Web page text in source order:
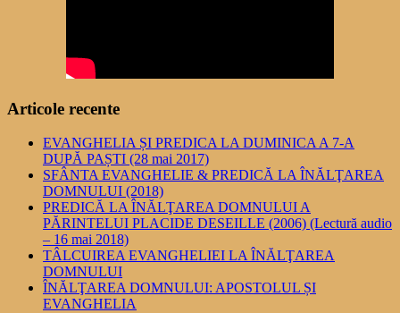
Articole recente
EVANGHELIA ȘI PREDICA LA DUMINICA A 7-A
DUPĂ PAȘTI (28 mai 2017)
SFÂNTA EVANGHELIE & PREDICĂ LA ÎNĂLŢAREA
DOMNULUI (2018)
PREDICĂ LA ÎNĂLŢAREA DOMNULUI A
PĂRINTELUI PLACIDE DESEILLE (2006) (Lectură audio
– 16 mai 2018)
TÂLCUIREA EVANGHELIEI LA ÎNĂLŢAREA
DOMNULUI
ÎNĂLŢAREA DOMNULUI: APOSTOLUL ȘI
EVANGHELIA